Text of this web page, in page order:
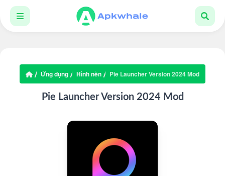
Ứng dụng Hình nền Pie Launcher Version 2024 Mod
Pie Launcher Version 2024 Mod